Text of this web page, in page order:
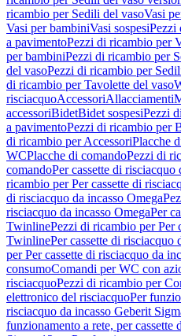
ricambio per Sedili del vasoVasi
Vasi per bambiniVasi sospesiPezzi
a pavimentoPezzi di ricambio per
per bambiniPezzi di ricambio per
del vasoPezzi di ricambio per
di ricambio per Tavolette del vaso
risciacquoAccessoriAllacciamenti
accessoriBidetBidet sospesiPezzi
a pavimentoPezzi di ricambio per
di ricambio per AccessoriPlacche
WCPlacche di comandoPezzi di
comandoPer cassette di risciacquo
ricambio per Per cassette di
di risciacquo da incasso Omega
risciacquo da incasso OmegaPer
TwinlinePezzi di ricambio per Per
TwinlinePer cassette di risciacquo
per Per cassette di risciacquo da
consumoComandi per WC con
risciacquoPezzi di ricambio per
elettronico del risciacquoPer
risciacquo da incasso Geberit
funzionamento a rete, per